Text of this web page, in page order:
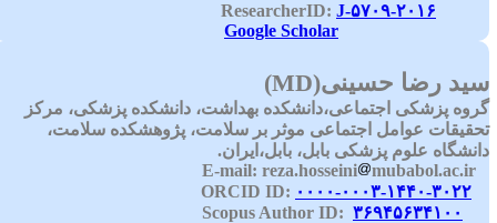
J-۵۷۰۹-۲۰۱۶
Google Scholar
رضا حسینی(MD)
پزشکی اجتماعی،دانشکده بهداشت، دانشکده پزشکی، مرکز
عوامل اجتماعی موثر بر سلامت، پژوهشکده سلامت،
علوم پزشکی بابل، بابل،ایران.
reza.hosseini
mubabol.ac.ir
۰۰۰۰-۰۰۰۳-۱۴۴۰-۳۰۲۲
۳۶۹۴۵۶۳۴۱۰۰